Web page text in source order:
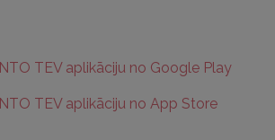
TEV aplikāciju no Google Play
TEV aplikāciju no App Store